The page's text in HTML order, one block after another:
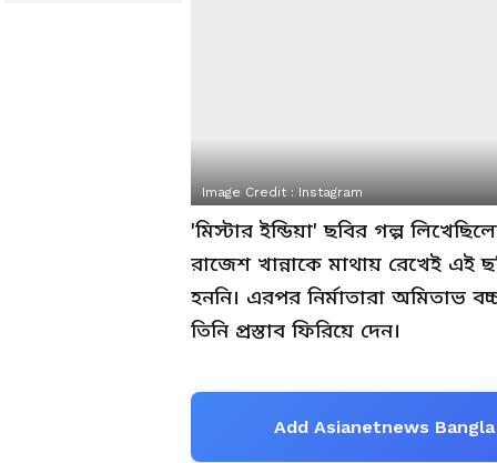
Image Credit : Instagram
'মিস্টার ইন্ডিয়া' ছবির গল্প
রাজেশ খান্নাকে মাথায় রেখেই এই
হননি। এরপর নির্মাতারা অমিতাভ
তিনি প্রস্তাব ফিরিয়ে দেন।
Add Asianetnews